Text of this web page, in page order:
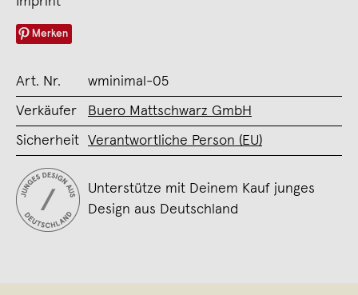
Merken
Art. Nr. wminimal-05
Verkäufer Buero Mattschwarz GmbH
Sicherheit Verantwortliche Person (EU)
Unterstütze mit Deinem Kauf junges
Design aus Deutschland